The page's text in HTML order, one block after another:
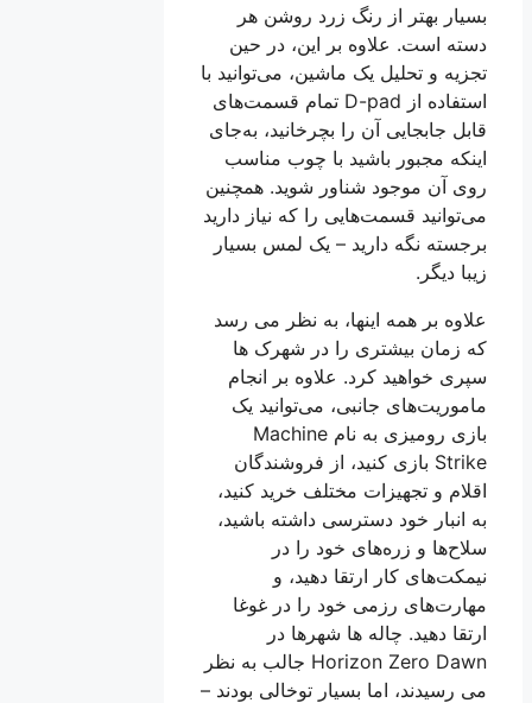
بسیار بهتر از رنگ زرد روشن هر
دسته است. علاوه بر این، در حین
تجزیه و تحلیل یک ماشین، می‌توانید با
استفاده از D-pad تمام قسمت‌های
قابل جابجایی آن را بچرخانید، به‌جای
اینکه مجبور باشید با چوب مناسب
روی آن موجود شناور شوید. همچنین
می‌توانید قسمت‌هایی را که نیاز دارید
برجسته نگه دارید – یک لمس بسیار
زیبا دیگر.
علاوه بر همه اینها، به نظر می رسد
که زمان بیشتری را در شهرک ها
سپری خواهید کرد. علاوه بر انجام
ماموریت‌های جانبی، می‌توانید یک
بازی رومیزی به نام Machine
Strike بازی کنید، از فروشندگان
اقلام و تجهیزات مختلف خرید کنید،
به انبار خود دسترسی داشته باشید،
سلاح‌ها و زره‌های خود را در
نیمکت‌های کار ارتقا دهید، و
مهارت‌های رزمی خود را در غوغا
ارتقا دهید. چاله ها شهرها در
Horizon Zero Dawn جالب به نظر
می رسیدند، اما بسیار توخالی بودند –